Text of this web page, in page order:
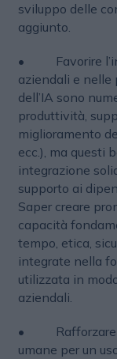
sviluppo delle
aggiunto.
• Favorire
aziendali e
dell’IA sono
produttività,
miglioramento
ecc.), ma questi
integrazione
supporto ai
Saper creare
capacità
tempo, etica,
integrate nella
utilizzata in
aziendali.
• Rafforzare
umane per un